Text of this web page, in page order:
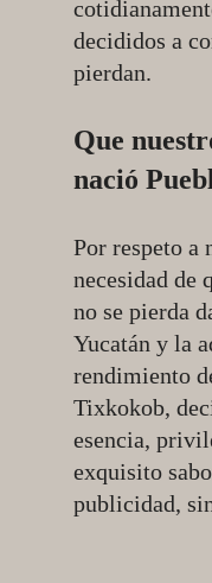
decididos a
pierdan.
Que
nació
Por respeto a
necesidad de
no se pierda
Yucatán y la
rendimiento
Tixkokob,
esencia,
exquisito
publicidad,